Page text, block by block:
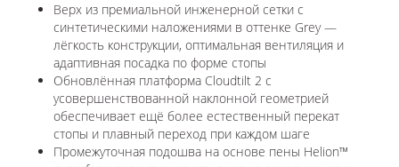
Верх из премиальной инженерной сетки с
синтетическими наложениями в оттенке Grey —
лёгкость конструкции, оптимальная вентиляция и
адаптивная посадка по форме стопы
Обновлённая платформа Cloudtilt 2 с
усовершенствованной наклонной геометрией
обеспечивает ещё более естественный перекат
стопы и плавный переход при каждом шаге
Промежуточная подошва на основе пены Helion™